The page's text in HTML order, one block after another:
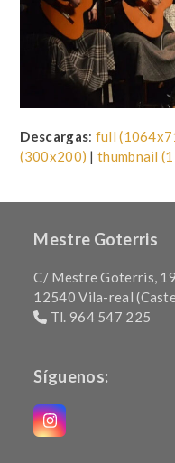
Descargas: full
(300x200) |thumbnail
Mestre Goterris
C/ Mestre Goterris, 19
12540 Vila-real
Tl. 964 547 225
Síguenos:
Instagram